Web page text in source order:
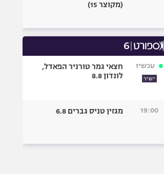
(מקוצר 15)
עכשיו
ישיר
חצאי גמר טורניר הפאדל,
לונדון 8.8
19:00 מגזין טניס גברים 6.8